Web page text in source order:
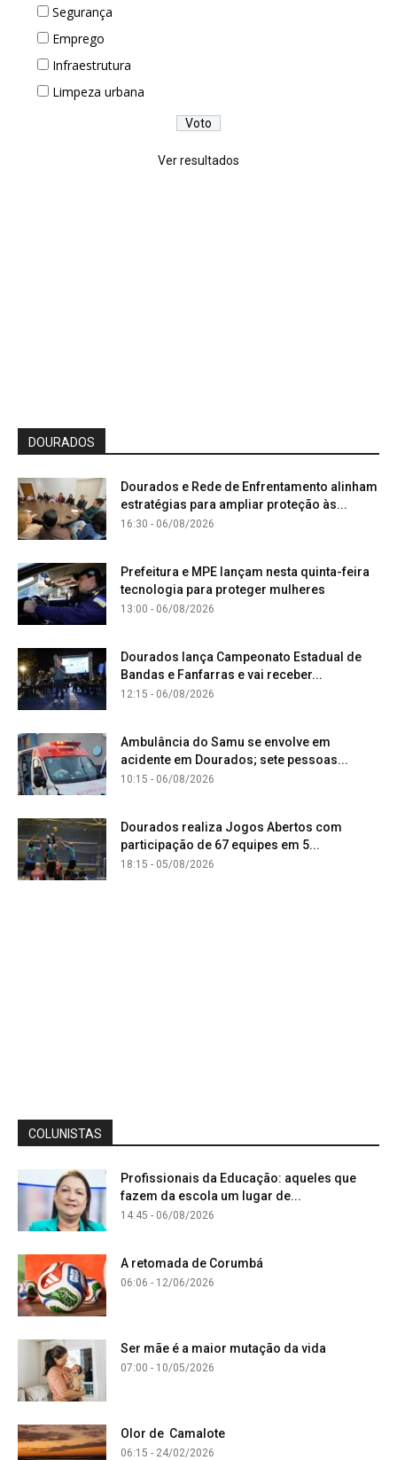
Segurança
Emprego
Infraestrutura
Limpeza urbana
Ver resultados
DOURADOS
Dourados e Rede de Enfrentamento alinham
estratégias para ampliar proteção às...
16:30 - 06/08/2026
Prefeitura e MPE lançam nesta quinta-feira
tecnologia para proteger mulheres
13:00 - 06/08/2026
Dourados lança Campeonato Estadual de
Bandas e Fanfarras e vai receber...
12:15 - 06/08/2026
Ambulância do Samu se envolve em
acidente em Dourados; sete pessoas...
10:15 - 06/08/2026
Dourados realiza Jogos Abertos com
participação de 67 equipes em 5...
18:15 - 05/08/2026
COLUNISTAS
Profissionais da Educação: aqueles que
fazem da escola um lugar de...
14:45 - 06/08/2026
A retomada de Corumbá
06:06 - 12/06/2026
Ser mãe é a maior mutação da vida
07:00 - 10/05/2026
Olor de Camalote
06:15 - 24/02/2026